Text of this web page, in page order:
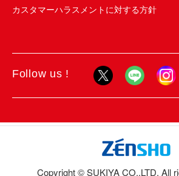
カスタマーハラスメントに対する方針
Follow us !
Copyright © SUKIYA CO.,LTD. All